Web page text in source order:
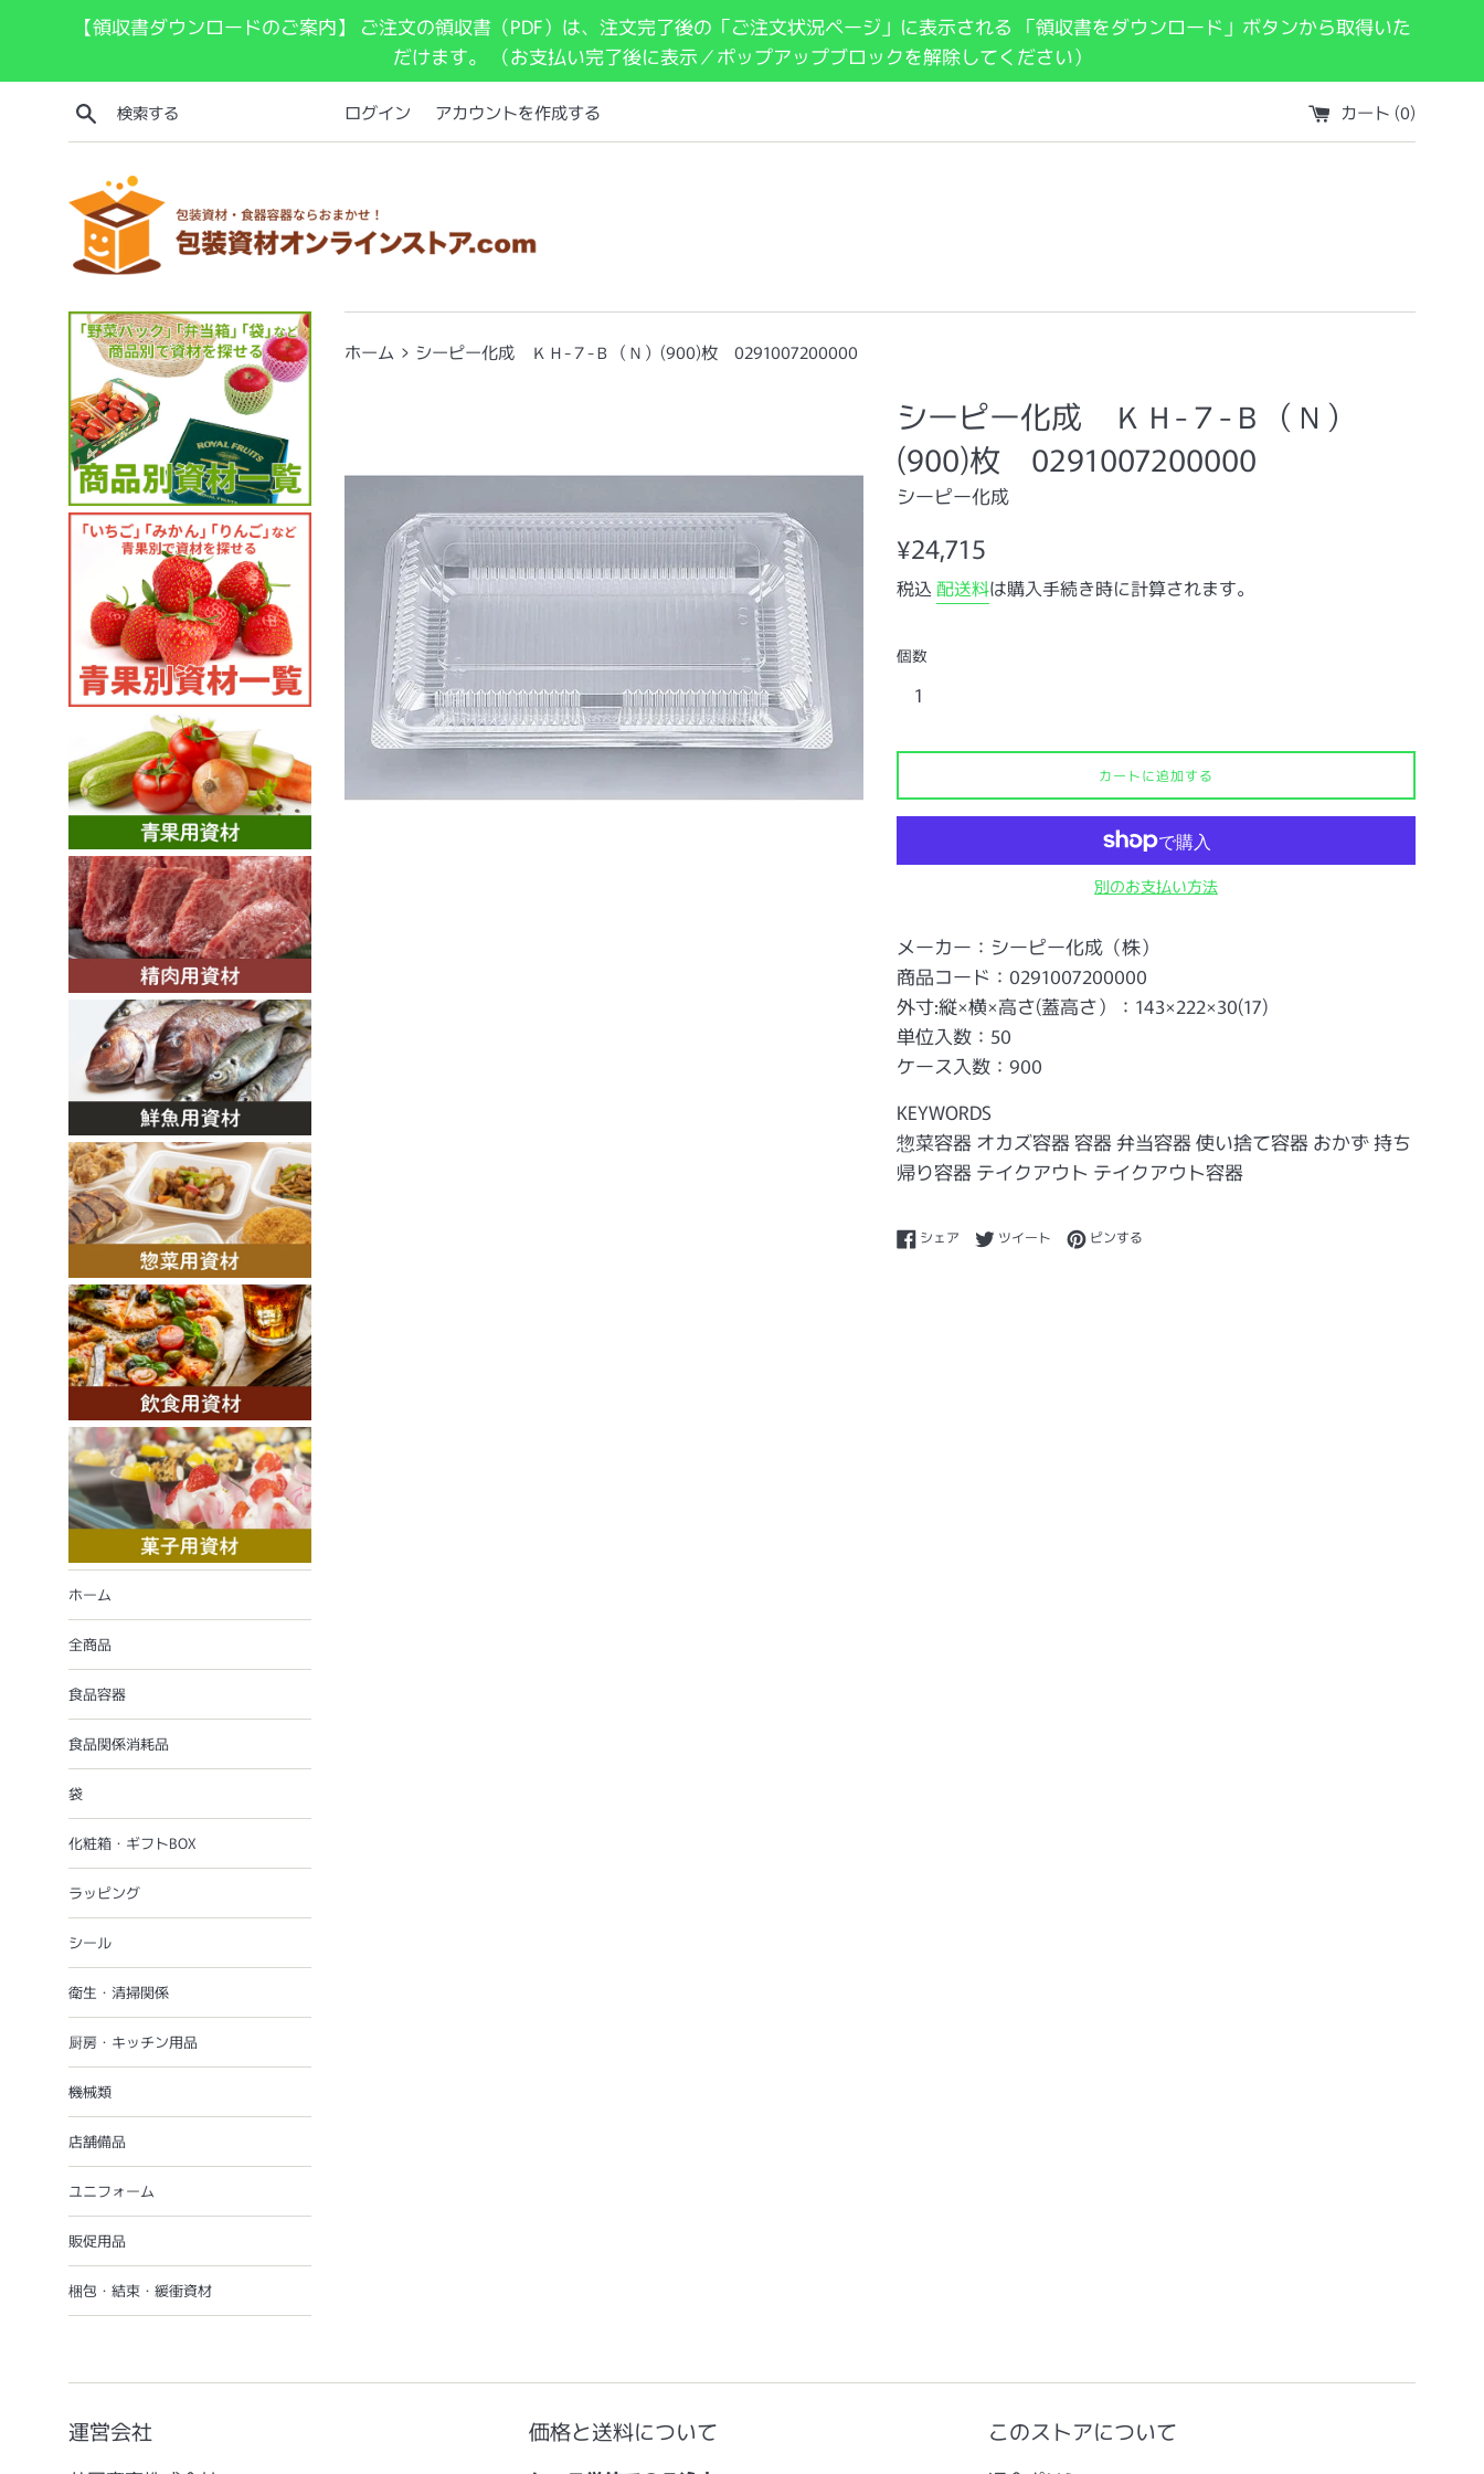
【領収書ダウンロードのご案内】 ご注文の領収書（PDF）は、注文完了後の「ご注文状況ページ」に表示される 「領収書をダウンロード」ボタンから取得いた
だけます。 （お支払い完了後に表示／ポップアップブロックを解除してください）
検索する
ログイン アカウントを作成する カート (0)
ホーム
全商品
食品容器
食品関係消耗品
袋
化粧箱・ギフトBOX
ラッピング
シール
衛生・清掃関係
厨房・キッチン用品
機械類
店舗備品
ユニフォーム
販促用品
梱包・結束・緩衝資材
ホーム › シーピー化成 ＫＨ-７-Ｂ（Ｎ）(900)枚 0291007200000
シーピー化成 ＫＨ-７-Ｂ（Ｎ）
(900)枚 0291007200000
シーピー化成
通
価
¥24,715
税込 配送料は購入手続き時に計算されます。
個数
カートに追加する
別のお支払い方法
メーカー：シーピー化成（株）
商品コード：0291007200000
外寸:縦×横×高さ(蓋高さ）：143×222×30(17)
単位入数：50
ケース入数：900
KEYWORDS
惣菜容器 オカズ容器 容器 弁当容器 使い捨て容器 おかず 持ち
帰り容器 テイクアウト テイクアウト容器
シェア Facebookでシェアする
ツイート Twitterに投稿する
ピンする
運営会社 価格と送料について このストアについて